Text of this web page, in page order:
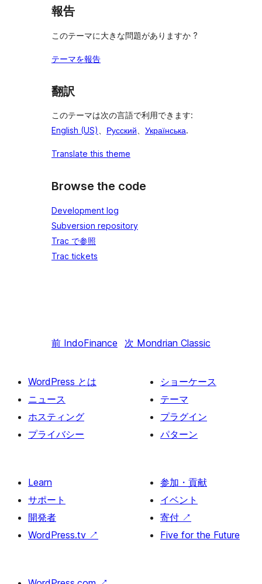
報告
このテーマに大きな問題がありますか ?
テーマを報告
翻訳
このテーマは次の言語で利用できます:
English (US)、 Русский、 Українська.
Translate this theme
Browse the code
Development log
Subversion repository
Trac で参照
Trac tickets
前 IndoFinance 次 Mondrian Classic
WordPress とは
ニュース
ホスティング
プライバシー
ショーケース
テーマ
プラグイン
パターン
Learn
サポート
開発者
WordPress.tv ↗
参加・貢献
イベント
寄付 ↗
Five for the Future